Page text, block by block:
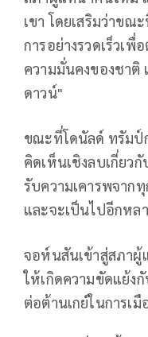
เขา โดยเสริมว่าขณ
การอย่างรวดเร็วเ
ความมั่นคงของชาติ
ดาวน์"
ขณะที่โดนัลด์ ทรัมป์
คิดเห็นเชิงลบเกี่ยวกั
รับความเคารพจาก
และจะเป็นไปอีกหล
จอห์นสันเข้าสู่สภา
ให้เกิดความขัดแย้ง
ต่อต้านเกย์ในการเมื